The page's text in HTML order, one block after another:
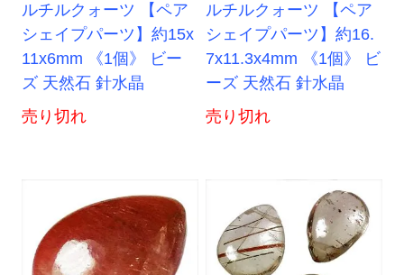
ルチルクォーツ 【ペア
シェイプパーツ】約15x
11x6mm 《1個》 ビー
ズ 天然石 針水晶
売り切れ
ルチルクォーツ 【ペア
シェイプパーツ】約16.
7x11.3x4mm 《1個》 ビ
ーズ 天然石 針水晶
売り切れ